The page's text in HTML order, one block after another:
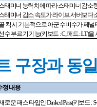
태미너 능력치에 따라 스태미너 감소
태미너 감소 속도가 라이브 서버보다
킥 시 기본적으로 아군 수비수가 페
수 부르기 기능(키보드: C,패드: LT)을
구장과 동
정 내용
로운 패스 타입인 Dinked Pass(키보드: